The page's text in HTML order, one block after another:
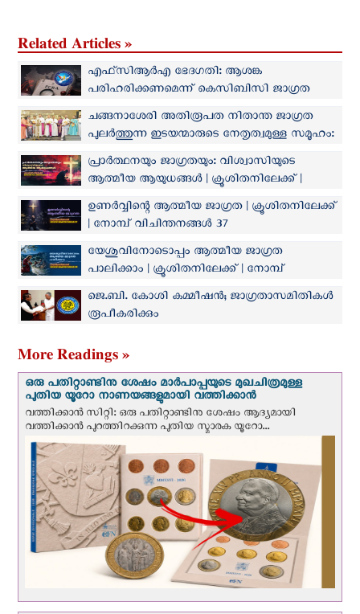
Related Articles »
എഫ്‌സിആർഎ ഭേദഗതി: ആശങ്ക
പരിഹരിക്കണമെന്ന് കെസിബിസി ജാഗ്രത
കമ്മീഷൻ
ചങ്ങനാശേരി അതിരൂപത നിതാന്ത ജാഗ്രത
പുലർത്തുന്ന ഇടയന്മാരുടെ നേതൃത്വമുള്ള സമൂഹം:
ബിഷപ്പ് സാമുവൽ ഐറേനിയോസ്
പ്രാർത്ഥനയും ജാഗ്രതയും: വിശ്വാസിയുടെ
ആത്മീയ ആയുധങ്ങൾ | ക്രൂശിതനിലേക്ക് |
നോമ്പ് വിചിന്തനങ്ങൾ 38
ഉണർവ്വിന്റെ ആത്മീയ ജാഗ്രത | ക്രൂശിതനിലേക്ക്
| നോമ്പ് വിചിന്തനങ്ങൾ 37
യേശുവിനോടൊപ്പം ആത്മീയ ജാഗ്രത
പാലിക്കാം | ക്രൂശിതനിലേക്ക് | നോമ്പ്
വിചിന്തനങ്ങൾ 35
ജെ.ബി. കോശി കമ്മീഷൻ; ജാഗ്രതാസമിതികൾ
രൂപീകരിക്കും
More Readings »
ഒരു പതിറ്റാണ്ടിനു ശേഷം മാർപാപ്പയുടെ മുഖചിത്രമുള്ള
പുതിയ യൂറോ നാണയങ്ങളുമായി വത്തിക്കാന്‍
വത്തിക്കാന്‍ സിറ്റി: ഒരു പതിറ്റാണ്ടിനു ശേഷം ആദ്യമായി
വത്തിക്കാൻ പുറത്തിറക്കുന്ന പുതിയ സ്മാരക യൂറോ...